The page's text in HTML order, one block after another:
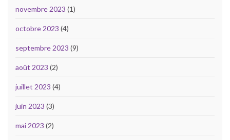
novembre 2023 (1)
octobre 2023 (4)
septembre 2023 (9)
août 2023 (2)
juillet 2023 (4)
juin 2023 (3)
mai 2023 (2)